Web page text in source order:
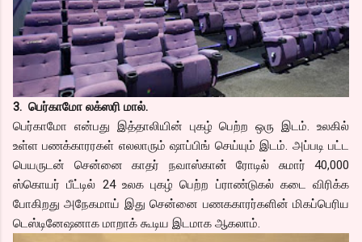
3. பெர்காமோ லக்ஸரி மால்.
பெர்காமோ என்பது இத்தாலியின் புகழ் பெற்ற ஒரு இடம். உலகில்
உள்ள பணக்காரரகள் எலலாரும் ஷாப்பிங் செய்யும் இடம். அப்படி பட்ட
பெயருடன் சென்னை காதர் நவாஸ்கான் ரோடில் சுமார் 40,000
ஸ்கொயர் பீட்டில் 24 உலக புகழ் பெற்ற ப்ராண்டுகல் கடை விரிக்க
போகிறது அநேகமாய் இது சென்னை பணககாரர்களின் மிகப்பெரிய
டெஸ்டினேஷனாக மாறாக் கூடிய இடமாக ஆகலாம்.